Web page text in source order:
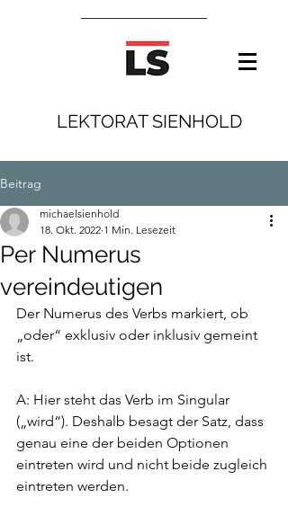
LEKTORAT SIENHOLD
Beitrag
Per Numerus
vereindeutigen
michaelsienhold
18. Okt. 2022 1 Min. Lesezeit
Der Numerus des Verbs markiert, ob
„oder“ exklusiv oder inklusiv gemeint
ist.
A: Hier steht das Verb im Singular
(„wird“). Deshalb besagt der Satz, dass
genau eine der beiden Optionen
eintreten wird und nicht beide zugleich
eintreten werden.